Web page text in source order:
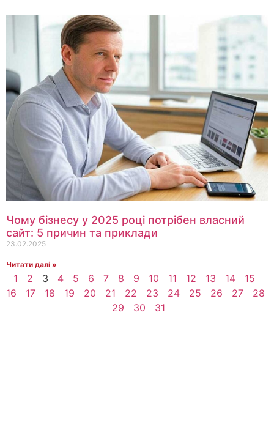
Чому бізнесу у 2025 році потрібен власний
сайт: 5 причин та приклади
23.02.2025
Читати далі »
1 2 3 4 5 6 7 8 9 10 11 12 13 14
15
16
17 18 19 20 21 22 23 24 25 26 27
28
29
30 31